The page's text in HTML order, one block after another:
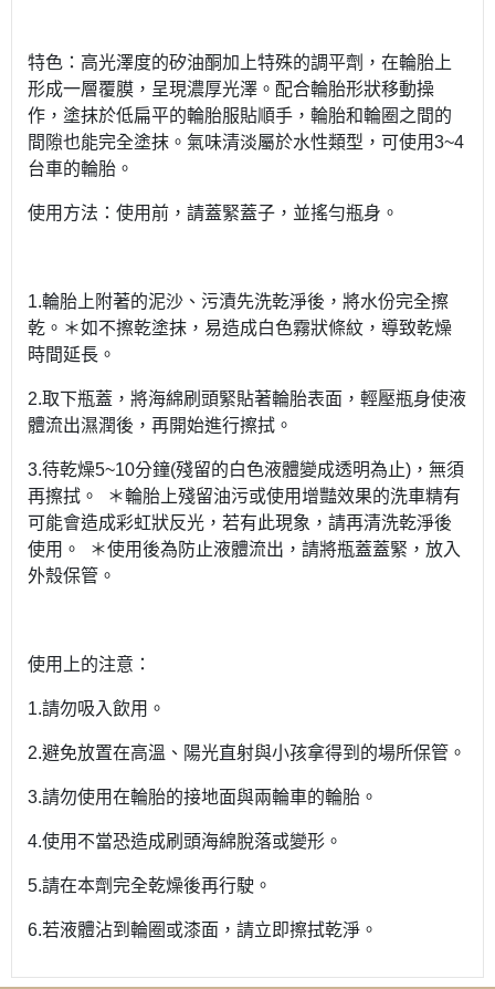
特色：高光澤度的矽油酮加上特殊的調平劑，在輪胎上
形成一層覆膜，呈現濃厚光澤。配合輪胎形狀移動操
作，塗抹於低扁平的輪胎服貼順手，輪胎和輪圈之間的
間隙也能完全塗抹。氣味清淡屬於水性類型，可使用3~4
台車的輪胎。
使用方法：使用前，請蓋緊蓋子，並搖勻瓶身。
1.輪胎上附著的泥沙、污漬先洗乾淨後，將水份完全擦
乾。＊如不擦乾塗抹，易造成白色霧狀條紋，導致乾燥
時間延長。
2.取下瓶蓋，將海綿刷頭緊貼著輪胎表面，輕壓瓶身使液
體流出濕潤後，再開始進行擦拭。
3.待乾燥5~10分鐘(殘留的白色液體變成透明為止)，無須
再擦拭。 ＊輪胎上殘留油污或使用增豔效果的洗車精有
可能會造成彩虹狀反光，若有此現象，請再清洗乾淨後
使用。 ＊使用後為防止液體流出，請將瓶蓋蓋緊，放入
外殼保管。
使用上的注意：
1.請勿吸入飲用。
2.避免放置在高溫、陽光直射與小孩拿得到的場所保管。
3.請勿使用在輪胎的接地面與兩輪車的輪胎。
4.使用不當恐造成刷頭海綿脫落或變形。
5.請在本劑完全乾燥後再行駛。
6.若液體沾到輪圈或漆面，請立即擦拭乾淨。